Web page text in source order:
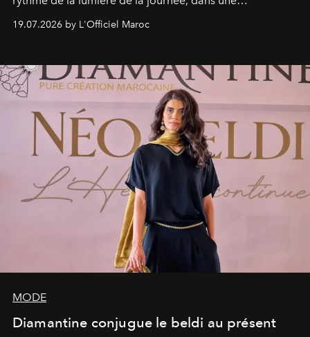
rendez-vous avec l’océan.
19.07.2026 by L'Officiel Maroc
MODE
Diamantine conjugue le beldi au présent